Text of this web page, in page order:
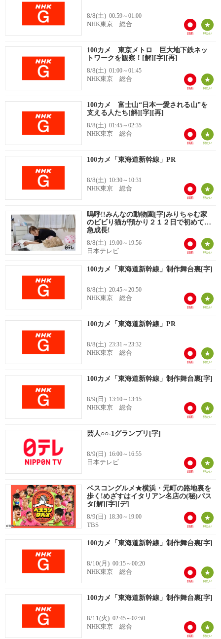
8/8(土) 00:59～01:00
NHK東京 総合
100カメ 東京メトロ 巨大地下鉄ネッ
トワークを観察！[解][字][再]
8/8(土) 01:00～01:45
NHK東京 総合
100カメ 富士山“日本一愛される山”を
支える人たち[解][字][再]
8/8(土) 01:45～02:35
NHK東京 総合
100カメ「東海道新幹線」PR
8/8(土) 10:30～10:31
NHK東京 総合
嗚呼!!みんなの動物園[字]みりちゃむ家
のビビり猫が預かり２１２日で初めて…
急成長!
8/8(土) 19:00～19:56
日本テレビ
100カメ「東海道新幹線」制作舞台裏[字]
8/8(土) 20:45～20:50
NHK東京 総合
100カメ「東海道新幹線」PR
8/8(土) 23:31～23:32
NHK東京 総合
100カメ「東海道新幹線」制作舞台裏[字]
8/9(日) 13:10～13:15
NHK東京 総合
芸人○○-1グランプリ[字]
8/9(日) 16:00～16:55
日本テレビ
ベスコングルメ★横浜・元町の路地裏を
歩く!めざすはイタリアン名店の(秘)パス
タ[解][字][デ]
8/9(日) 18:30～19:00
TBS
100カメ「東海道新幹線」制作舞台裏[字]
8/10(月) 00:15～00:20
NHK東京 総合
100カメ「東海道新幹線」制作舞台裏[字]
8/11(火) 02:45～02:50
NHK東京 総合